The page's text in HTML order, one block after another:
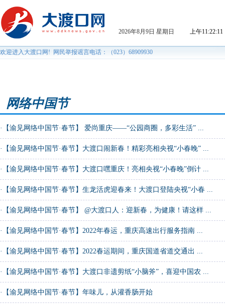
网络中国节
· 【渝见网络中国节·春节】 爱尚重庆——“公园商圈，多彩生活” ...
· 【渝见网络中国节·春节】大渡口闹新春！精彩亮相央视“小春晚” ...
· 【渝见网络中国节·春节】大渡口嘿重庆！亮相央视“小春晚”倒计 ...
· 【渝见网络中国节·春节】生龙活虎迎春来！大渡口登陆央视“小春 ...
· 【渝见网络中国节·春节】 @大渡口人：迎新春，为健康！请这样 ...
· 【渝见网络中国节·春节】2022年春运，重庆高速出行服务指南 ...
· 【渝见网络中国节·春节】2022春运期间，重庆国道省道交通出 ...
· 【渝见网络中国节·春节】大渡口非遗剪纸“小脑斧”，喜迎中国农 ...
· 【渝见网络中国节·春节】年味儿，从灌香肠开始